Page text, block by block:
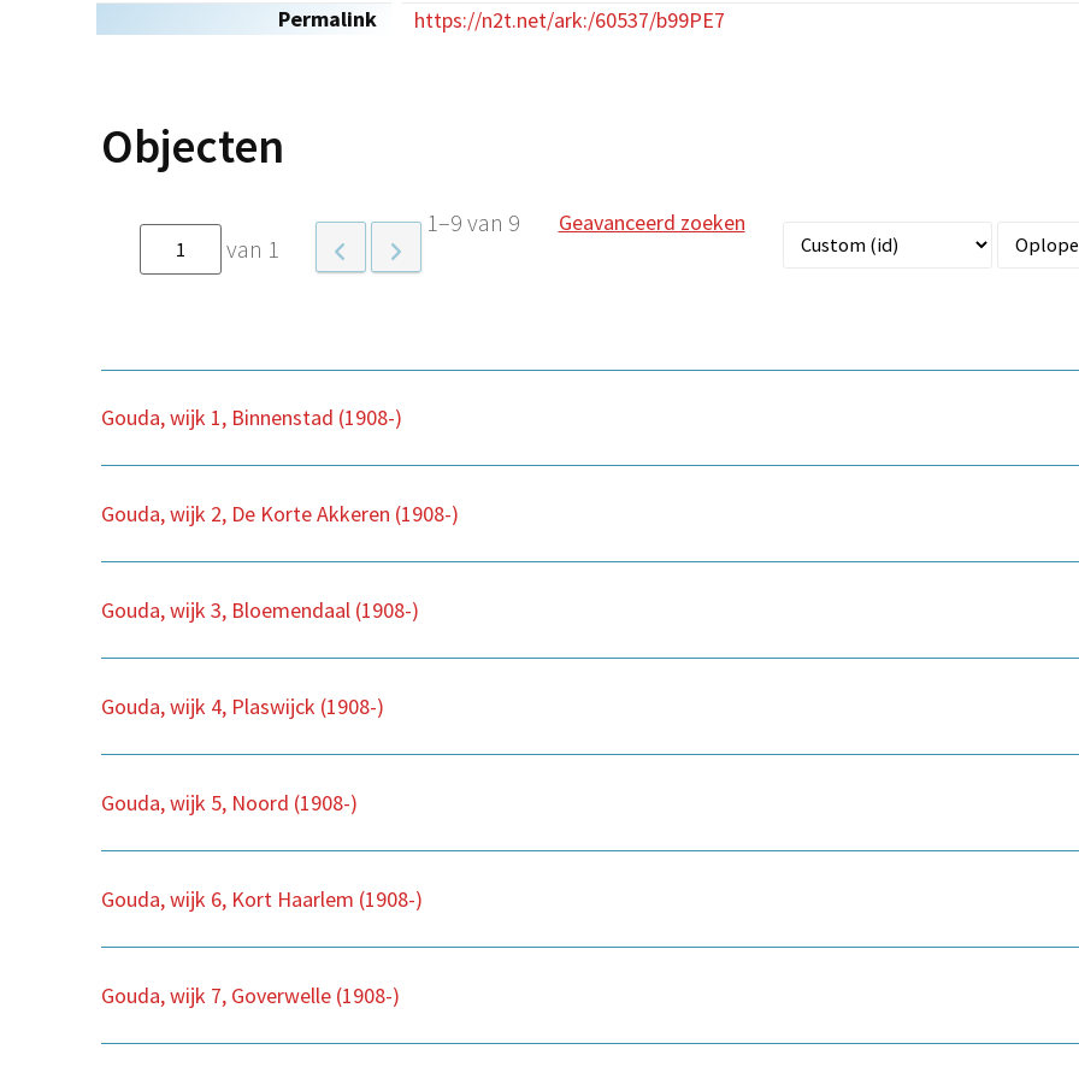
Permalink https://n2t.net/ark:/60537/b99PE7
Objecten
van 1
1–9 van 9 Geavanceerd zoeken
Gouda, wijk 1, Binnenstad (1908-)
Gouda, wijk 2, De Korte Akkeren (1908-)
Gouda, wijk 3, Bloemendaal (1908-)
Gouda, wijk 4, Plaswijck (1908-)
Gouda, wijk 5, Noord (1908-)
Gouda, wijk 6, Kort Haarlem (1908-)
Gouda, wijk 7, Goverwelle (1908-)